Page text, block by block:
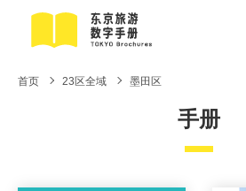
首页 23区全域 墨田区
手册